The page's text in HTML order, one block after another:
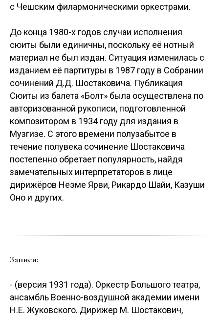
с Чешским филармоническими оркестрами.
До конца 1980-х годов случаи исполнения
сюиты были единичны, поскольку её нотный
материал не был издан. Ситуация изменилась с
изданием её партитуры в 1987 году в Собрании
сочинений Д.Д. Шостаковича. Публикация
Сюиты из балета «Болт» была осуществлена по
авторизованной рукописи, подготовленной
композитором в 1934 году для издания в
Музгизе. С этого времени полузабытое в
течение полувека сочинение Шостаковича
постепенно обретает популярность, найдя
замечательных интерпретаторов в лице
дирижёров Неэме Ярви, Рикардо Шайи, Казуши
Оно и других.
Записи:
- (версия 1931 года). Оркестр Большого театра,
ансамбль Военно-воздушной академии имени
Н.Е. Жуковского. Дирижер М. Шостакович,